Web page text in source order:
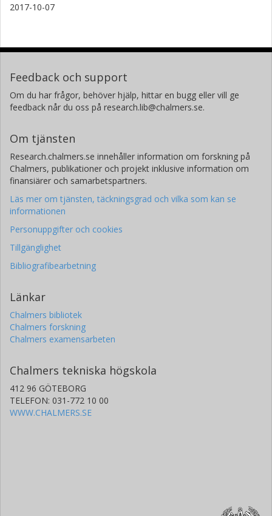
2017-10-07
Feedback och support
Om du har frågor, behöver hjälp, hittar en bugg eller vill ge
feedback når du oss på research.lib@chalmers.se.
Om tjänsten
Research.chalmers.se innehåller information om forskning på
Chalmers, publikationer och projekt inklusive information om
finansiärer och samarbetspartners.
Läs mer om tjänsten, täckningsgrad och vilka som kan se
informationen
Personuppgifter och cookies
Tillgänglighet
Bibliografibearbetning
Länkar
Chalmers bibliotek
Chalmers forskning
Chalmers examensarbeten
Chalmers tekniska högskola
412 96 GÖTEBORG
TELEFON: 031-772 10 00
WWW.CHALMERS.SE